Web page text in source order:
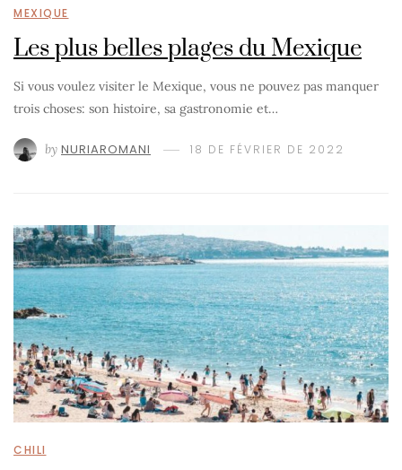
MEXIQUE
Les plus belles plages du Mexique
Si vous voulez visiter le Mexique, vous ne pouvez pas manquer
trois choses: son histoire, sa gastronomie et…
by NURIAROMANI 18 DE FÉVRIER DE 2022
CHILI